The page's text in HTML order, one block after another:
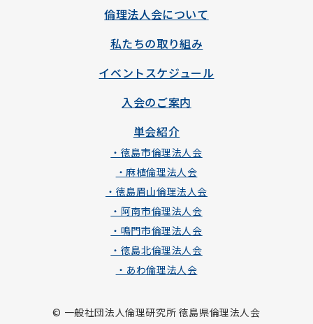
倫理法人会について
私たちの取り組み
イベントスケジュール
入会のご案内
単会紹介
・徳島市倫理法人会
・麻植倫理法人会
・徳島眉山倫理法人会
・阿南市倫理法人会
・鳴門市倫理法人会
・徳島北倫理法人会
・あわ倫理法人会
© 一般社団法人倫理研究所 徳島県倫理法人会